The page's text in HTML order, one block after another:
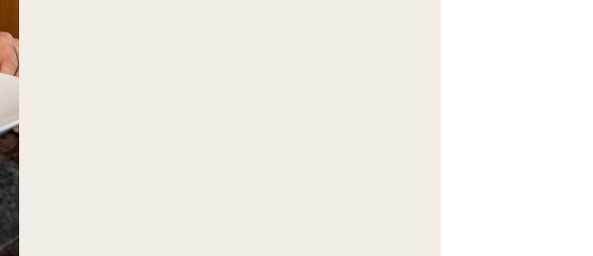
Découvrez nos différentes expériences !